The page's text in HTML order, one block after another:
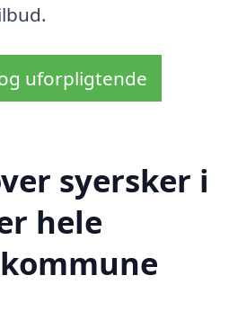
uforpligtende
syersker i
hele